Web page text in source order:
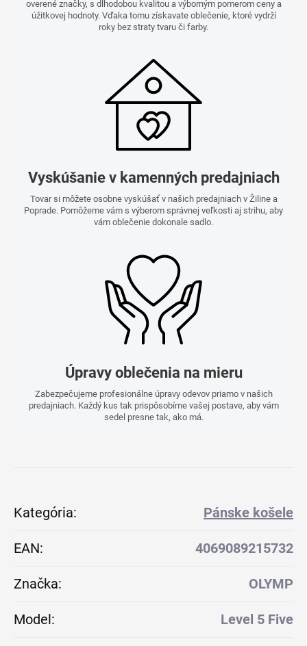
overené značky, s dlhodobou kvalitou a výborným pomerom ceny a
úžitkovej hodnoty. Vďaka tomu získavate oblečenie, ktoré vydrží
roky bez straty tvaru či farby.
Vyskúšanie v kamenných predajniach
Tovar si môžete osobne vyskúšať v našich predajniach v Žiline a
Poprade. Pomôžeme vám s výberom správnej veľkosti aj strihu, aby
vám oblečenie dokonale sadlo.
Úpravy oblečenia na mieru
Zabezpečujeme profesionálne úpravy odevov priamo v našich
predajniach. Každý kus tak prispôsobíme vašej postave, aby vám
sedel presne tak, ako má.
Kategória: Pánske košele
EAN: 4069089215732
Značka: OLYMP
Model: Level 5 Five